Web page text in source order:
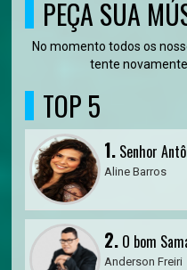
PEÇA SUA
No momento todos os
tente
TOP 5
1. Senhor
Aline Barros
2. O bom
Anderson Freiri